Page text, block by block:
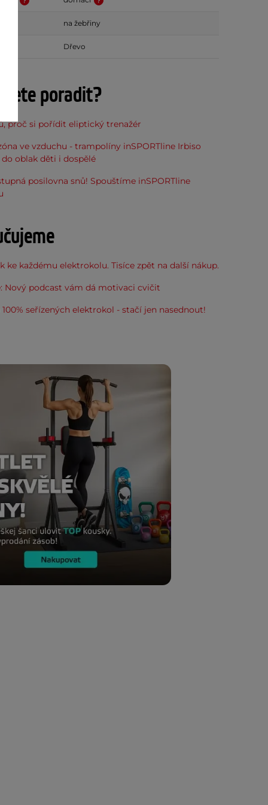
na žebřiny
Dřevo
poradit?
proč si pořídit eliptický trenažér
ve vzduchu - trampolíny inSPORTline Irbiso
oblak děti i dospělé
posilovna snů! Spouštíme inSPORTline
ke každému elektrokolu. Tisíce zpět na další nákup.
Nový podcast vám dá motivaci cvičit
100% seřízených elektrokol - stačí jen nasednout!